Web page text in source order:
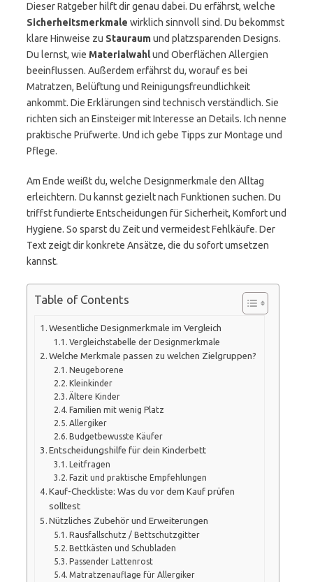
Dieser Ratgeber hilft dir genau dabei. Du erfährst, welche
Sicherheitsmerkmale wirklich sinnvoll sind. Du bekommst
klare Hinweise zu Stauraumund platzsparenden Designs.
Du lernst, wie Materialwahlund Oberflächen Allergien
beeinflussen. Außerdem erfährst du, worauf es bei
Matratzen, Belüftung und Reinigungsfreundlichkeit
ankommt. Die Erklärungen sind technisch verständlich. Sie
richten sich an Einsteiger mit Interesse an Details. Ich nenne
praktische Prüfwerte. Und ich gebe Tipps zur Montage und
Pflege.
Am Ende weißt du, welche Designmerkmale den Alltag
erleichtern. Du kannst gezielt nach Funktionen suchen. Du
triffst fundierte Entscheidungen für Sicherheit, Komfort und
Hygiene. So sparst du Zeit und vermeidest Fehlkäufe. Der
Text zeigt dir konkrete Ansätze, die du sofort umsetzen
kannst.
Table of Contents
Wesentliche Designmerkmale im Vergleich
Vergleichstabelle der Designmerkmale
Welche Merkmale passen zu welchen Zielgruppen?
Neugeborene
Kleinkinder
Ältere Kinder
Familien mit wenig Platz
Allergiker
Budgetbewusste Käufer
Entscheidungshilfe für dein Kinderbett
Leitfragen
Fazit und praktische Empfehlungen
Kauf-Checkliste: Was du vor dem Kauf prüfen
solltest
Nützliches Zubehör und Erweiterungen
Rausfallschutz / Bettschutzgitter
Bettkästen und Schubladen
Passender Lattenrost
Matratzenauflage für Allergiker